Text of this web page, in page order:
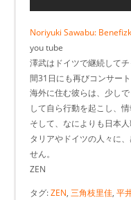
Noriyuki Sawabu:
you tube
澤武はドイツで継続して
間31日にも再びコンサー
海外に住む彼らは、少し
して自ら行動を起こし、
そして、なによりも日本
タリアやドイツの人々に
せん。
ZEN
タグ:ZEN, 三角枝里佳, 平